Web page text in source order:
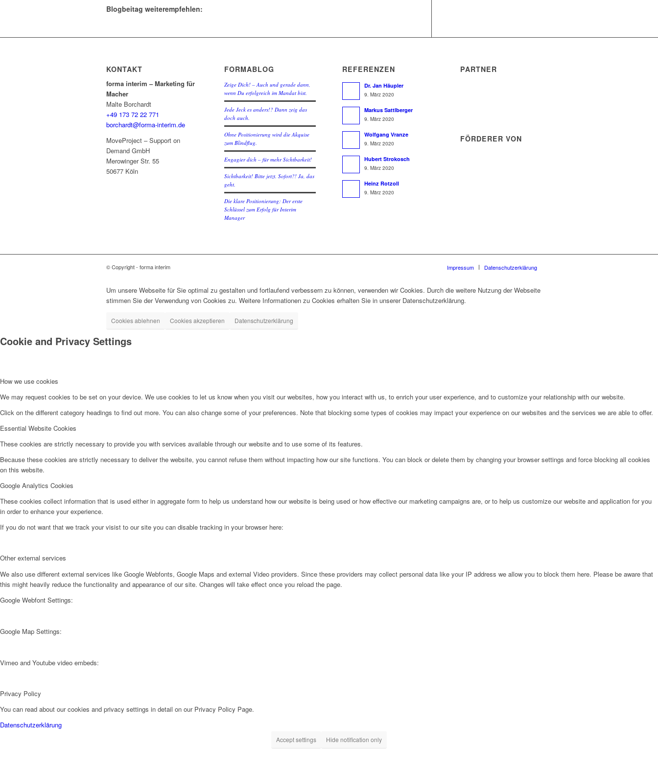
Blogbeitag weiterempfehlen:
KONTAKT
forma interim – Marketing für
Macher
Malte Borchardt
+49 173 72 22 771
borchardt@forma-interim.de
MoveProject – Support on
Demand GmbH
Merowinger Str. 55
50677 Köln
FORMABLOG
Zeige Dich! – Auch und gerade dann,
wenn Du erfolgreich im Mandat bist.
Jede Jeck es anders!? Dann zeig das
doch auch.
Ohne Positionierung wird die Akquise
zum Blindflug.
Engagier dich – für mehr Sichtbarkeit!
Sichtbarkeit! Bitte jetzt. Sofort?! Ja, das
geht.
Die klare Positionierung: Der erste
Schlüssel zum Erfolg für Interim
Manager
REFERENZEN
Dr. Jan Häupler
9. März 2020
Markus Sattlberger
9. März 2020
Wolfgang Vranze
9. März 2020
Hubert Strokosch
9. März 2020
Heinz Rotzoll
9. März 2020
PARTNER
FÖRDERER VON
© Copyright - forma interim Impressum Datenschutzerklärung
Um unsere Webseite für Sie optimal zu gestalten und fortlaufend verbessern zu können, verwenden wir Cookies. Durch die weitere Nutzung der Webseite
stimmen Sie der Verwendung von Cookies zu. Weitere Informationen zu Cookies erhalten Sie in unserer Datenschutzerklärung.
Cookies ablehnen Cookies akzeptieren Datenschutzerklärung
Cookie and Privacy Settings
How we use cookies
We may request cookies to be set on your device. We use cookies to let us know when you visit our websites, how you interact with us, to enrich your user experience, and to customize your relationship with our website.
Click on the different category headings to find out more. You can also change some of your preferences. Note that blocking some types of cookies may impact your experience on our websites and the services we are able to offer.
Essential Website Cookies
These cookies are strictly necessary to provide you with services available through our website and to use some of its features.
Because these cookies are strictly necessary to deliver the website, you cannot refuse them without impacting how our site functions. You can block or delete them by changing your browser settings and force blocking all cookies
on this website.
Google Analytics Cookies
These cookies collect information that is used either in aggregate form to help us understand how our website is being used or how effective our marketing campaigns are, or to help us customize our website and application for you
in order to enhance your experience.
If you do not want that we track your visist to our site you can disable tracking in your browser here:
Other external services
We also use different external services like Google Webfonts, Google Maps and external Video providers. Since these providers may collect personal data like your IP address we allow you to block them here. Please be aware that
this might heavily reduce the functionality and appearance of our site. Changes will take effect once you reload the page.
Google Webfont Settings:
Google Map Settings:
Vimeo and Youtube video embeds:
Privacy Policy
You can read about our cookies and privacy settings in detail on our Privacy Policy Page.
Datenschutzerklärung
Accept settings Hide notification only